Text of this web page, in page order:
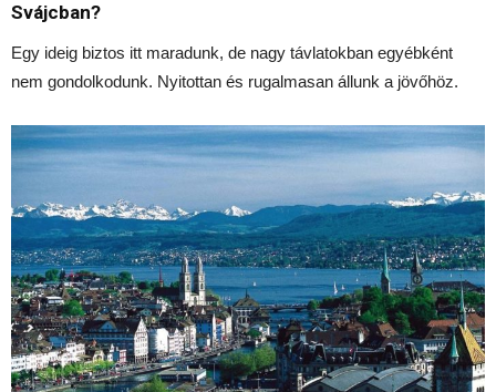
Svájcban?
Egy ideig biztos itt maradunk, de nagy távlatokban egyébként
nem gondolkodunk. Nyitottan és rugalmasan állunk a jövőhöz.